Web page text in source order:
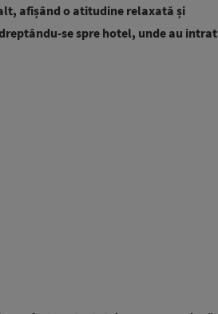
afișând o atitudine relaxată și
se spre hotel, unde au intrat